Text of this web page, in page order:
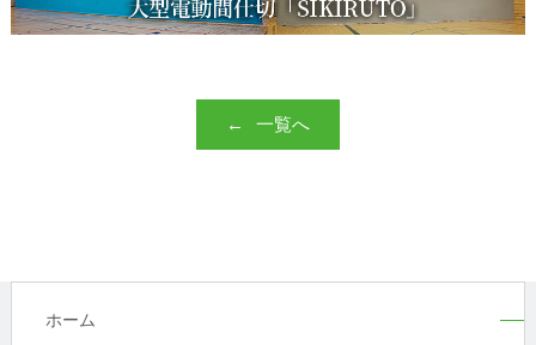
一覧へ
ホーム